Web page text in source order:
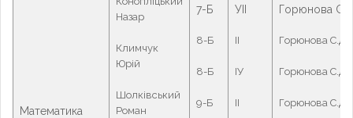
Математика
Назар
Климчук
Юрій
Шолківський
Роман
7-Б
8-Б
8-Б
9-Б
УІІ
ІІ
ІУ
ІІ
Горюнова
Горюнова С.Д.
Горюнова С.Д.
Горюнова С.Д.